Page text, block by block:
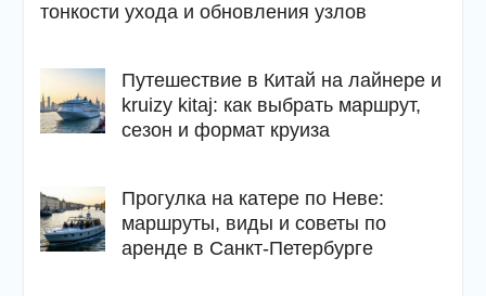
тонкости ухода и обновления узлов
Путешествие в Китай на лайнере и
kruizy kitaj: как выбрать маршрут,
сезон и формат круиза
Прогулка на катере по Неве:
маршруты, виды и советы по
аренде в Санкт-Петербурге